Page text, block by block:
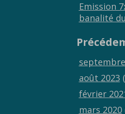
Emission
banalité
août 2023
février
mars 2020